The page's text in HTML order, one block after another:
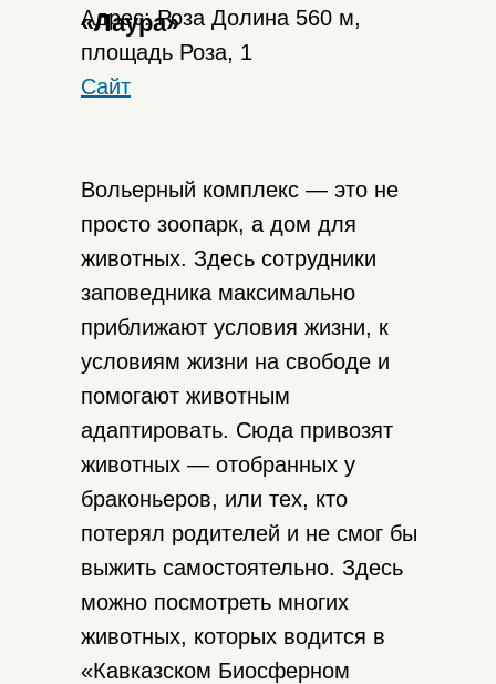
Адрес: Роза Долина 560 м,
площадь Роза, 1
Сайт
Вольерный комплекс — это не
просто зоопарк, а дом для
животных. Здесь сотрудники
заповедника максимально
приближают условия жизни, к
условиям жизни на свободе и
помогают животным
адаптировать. Сюда привозят
животных — отобранных у
браконьеров, или тех, кто
потерял родителей и не смог бы
выжить самостоятельно. Здесь
можно посмотреть многих
животных, которых водится в
«Кавказском Биосферном
«Лаура»